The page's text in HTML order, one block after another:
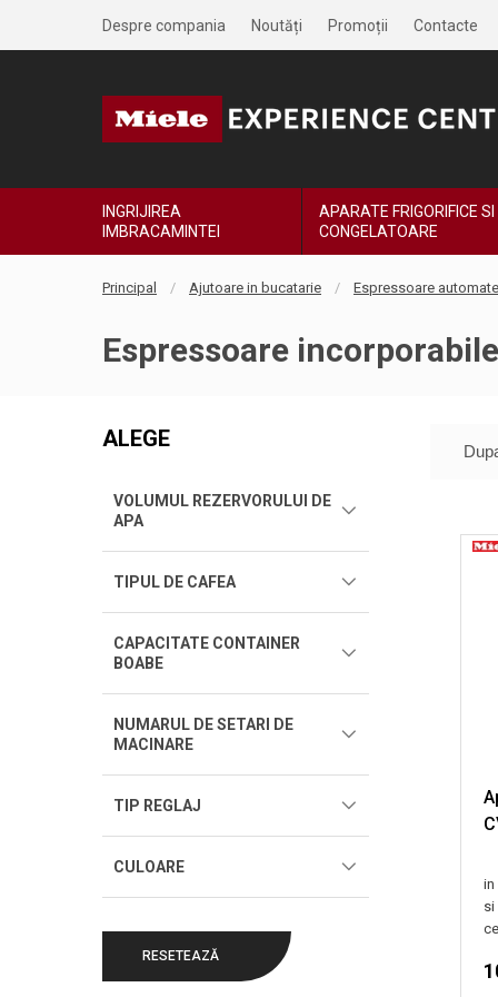
Despre compania Noutăți Promoții Contacte
INGRIJIREA
IMBRACAMINTEI
APARATE FRIGORIFICE SI
CONGELATOARE
Principal Ajutoare in bucatarie Espressoare
Espressoare incorporabile
ALEGE
VOLUMUL REZERVORULUI DE
APA
TIPUL DE CAFEA
CAPACITATE CONTAINER
BOABE
NUMARUL DE SETARI DE
MACINARE
TIP REGLAJ
CULOARE
RESETEAZĂ
in
si